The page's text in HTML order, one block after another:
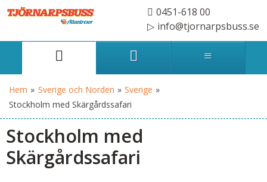
0451-618 00
info@tjornarpsbuss.se
Hem » Sverige och Norden » Sverige »
Stockholm med Skärgårdssafari
Stockholm med
Skärgårdssafari